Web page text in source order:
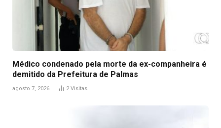
Médico condenado pela morte da ex-companheira é
demitido da Prefeitura de Palmas
agosto 7, 2026 2 Visitas